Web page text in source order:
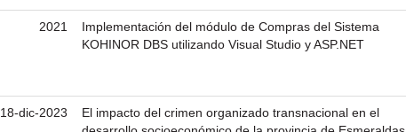
2021
Implementación del módulo de Compras del Sistema
KOHINOR DBS utilizando Visual Studio y ASP.NET
18-dic-2023
El impacto del crimen organizado transnacional en el